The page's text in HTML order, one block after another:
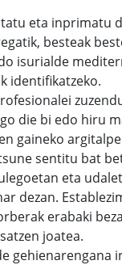
eta inprimatu
besteak
isurialde
identifikatzeko.
die bi edo hiru
gaineko
sentitu bat
eta
dezan.
erabaki
joatea.